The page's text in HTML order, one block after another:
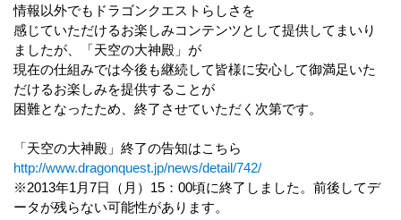
情報以外でもドラゴンクエストらしさを
感じていただけるお楽しみコンテンツとして提供してまいり
ましたが、「天空の大神殿」が
現在の仕組みでは今後も継続して皆様に安心して御満足いた
だけるお楽しみを提供することが
困難となったため、終了させていただく次第です。
「天空の大神殿」終了の告知はこちら
http://www.dragonquest.jp/news/detail/742/
※2013年1月7日（月）15：00頃に終了しました。前後してデ
ータが残らない可能性があります。